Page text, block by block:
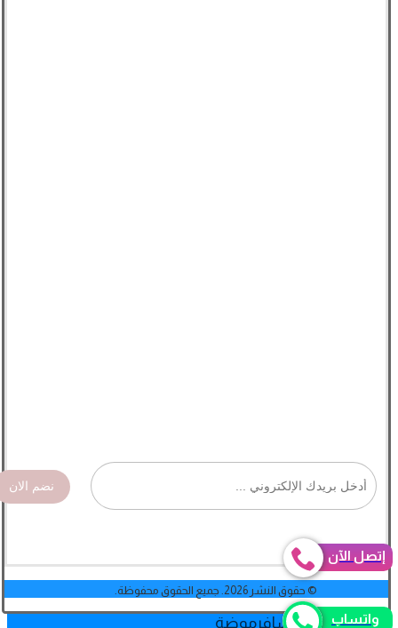
نضم الان
© حقوق النشر 2026. جميع الحقوق محفوظة.
جماللایف ستایلیسافرموضة
إتصل الآن
واتساب